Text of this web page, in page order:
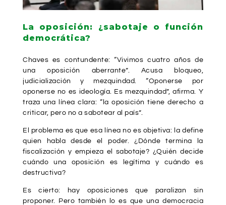
La oposición: ¿sabotaje o función
democrática?
Chaves es contundente: “Vivimos cuatro años de
una oposición aberrante”. Acusa bloqueo,
judicialización y mezquindad. “Oponerse por
oponerse no es ideología. Es mezquindad”, afirma. Y
traza una línea clara: “la oposición tiene derecho a
criticar, pero no a sabotear al país”.
El problema es que esa línea no es objetiva: la define
quien habla desde el poder. ¿Dónde termina la
fiscalización y empieza el sabotaje? ¿Quién decide
cuándo una oposición es legítima y cuándo es
destructiva?
Es cierto: hay oposiciones que paralizan sin
proponer. Pero también lo es que una democracia